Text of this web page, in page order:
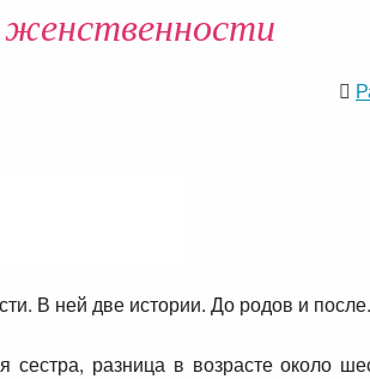
В ней две истории. До родов и после.
разница в возрасте около